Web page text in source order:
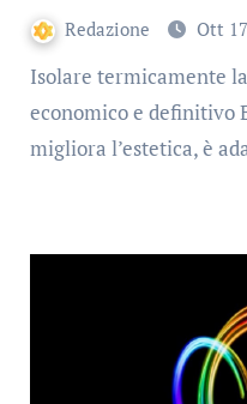
Redazione Ott
Isolare termicamente la tua casa in modo
economico e
migliora l’estetica, è